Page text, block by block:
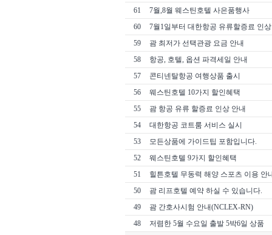
61
7월,8월 웨스틴호텔 사은품행사
60
7월1일부터 대한항공 유류할증료 인
59
괌 최저가 선택관광 요금 안내
58
항공, 호텔, 옵션 파격세일 안내
57
콘티넨탈항공 여행상품 출시
56
웨스틴호텔 10가지 할인혜택
55
괌 항공 유류 할증료 인상 안내
54
대한항공 코트룸 서비스 실시
53
모든상품에 가이드팁 포함입니다.
52
웨스틴호텔 9가지 할인혜택
51
힐튼호텔 무동력 해양 스포츠 이용 안
50
괌 리프호텔 예약 하실 수 있습니다.
49
괌 간호사시험 안내(NCLEX-RN)
48
저렴한 5월 수요일 출발 5박6일 상품